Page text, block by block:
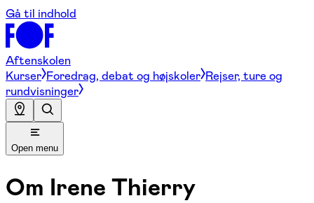
Gå til indhold
Aftenskolen
Kurser Foredrag, debat og højskoler Rejser, ture og
rundvisninger
Open menu
Om Irene Thierry